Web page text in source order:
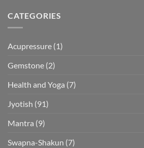
CATEGORIES
Acupressure (1)
Gemstone (2)
Health and Yoga (7)
Jyotish (91)
Mantra (9)
Swapna-Shakun (7)